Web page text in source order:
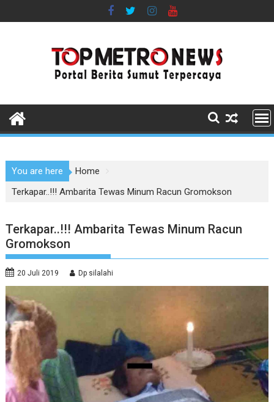
to
You are here
Home
Terkapar..!!! Ambarita Tewas Minum Racun Gromokson
Terkapar..!!! Ambarita Tewas Minum Racun
Gromokson
20 Juli 2019 Dp silalahi